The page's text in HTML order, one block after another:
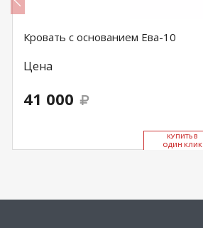
Кровать с основанием Ева-10
Цена
41 000
КУ­ПИТЬ В
ОДИН КЛИК